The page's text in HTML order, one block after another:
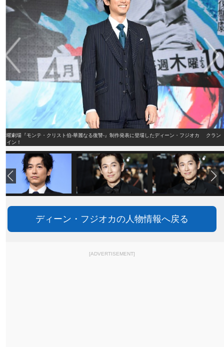
木曜劇場『モンテ・クリスト伯‐華麗なる復讐‐』制作発表に登場したディーン・フジオカ クラン
クイン！
ディーン・フジオカの人物情報へ戻る
[ADVERTISEMENT]